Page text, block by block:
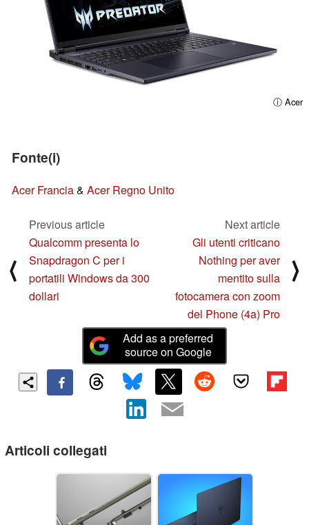
ⓘ Acer
Fonte(i)
Acer Francia& Acer Regno Unito
⟨
Previous article
Qualcomm presenta lo
Snapdragon C per i
portatili Windows da 300
dollari
Next article
Gli utenti criticano
Nothing per aver
mentito sulla
fotocamera con zoom
del Phone (4a) Pro
⟩
Add as a preferred
source on Google
Articoli collegati